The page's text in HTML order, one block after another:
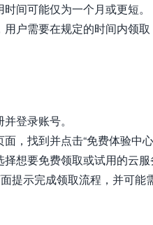
间可能仅为一个月或更短。
户需要在规定的时间内领
登录账号。
，找到并点击“免费体验中心
想要免费领取或试用的云服
提示完成领取流程，并可能